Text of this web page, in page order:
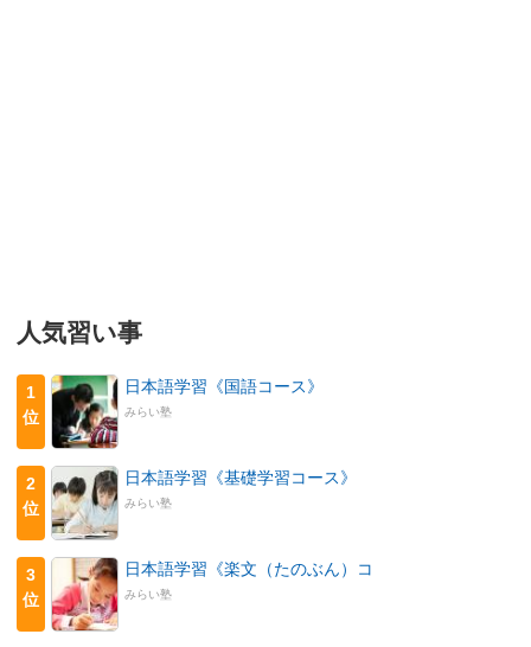
人気習い事
1
位
日本語学習《国語コース》
みらい塾
2
位
日本語学習《基礎学習コース》
みらい塾
3
位
日本語学習《楽文（たのぶん）コ
みらい塾